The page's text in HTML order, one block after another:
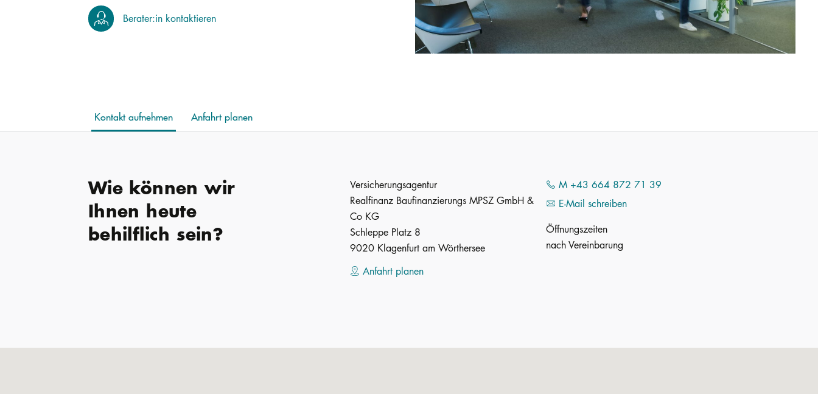
Berater:in kontaktieren
Kontakt aufnehmen Anfahrt planen
Wie können wir
Ihnen heute
behilflich sein?
Versicherungsagentur
Realfinanz Baufinanzierungs MPSZ GmbH &
Co KG
Schleppe Platz 8
9020 Klagenfurt am Wörthersee
Anfahrt planen
M +43 664 872 71 39
E-Mail schreiben
Öffnungszeiten
nach Vereinbarung